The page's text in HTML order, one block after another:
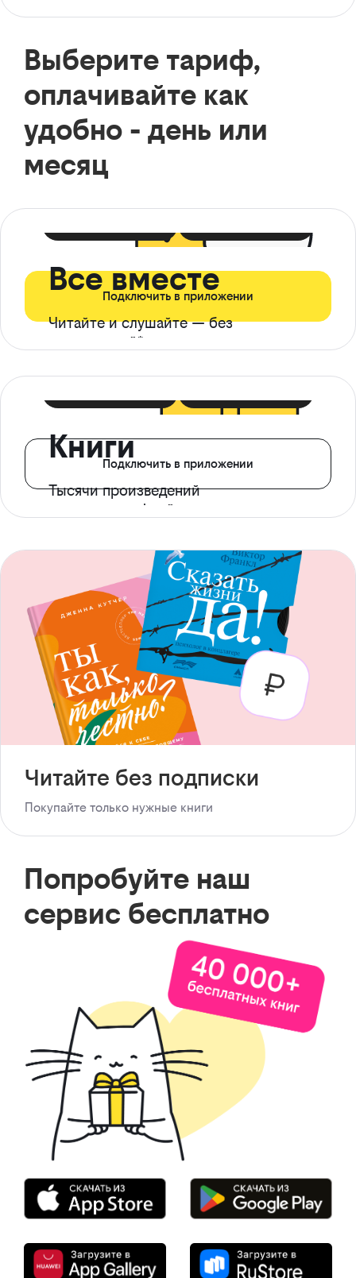
Выберите тариф,
оплачивайте как
удобно - день или
месяц
Все вместе
Читайте и слушайте — без
ограничений*
Подключить в приложении
Книги
Тысячи произведений
с доступом офлайн
Подключить в приложении
Читайте без подписки
Покупайте только нужные книги
Попробуйте наш
сервис бесплатно